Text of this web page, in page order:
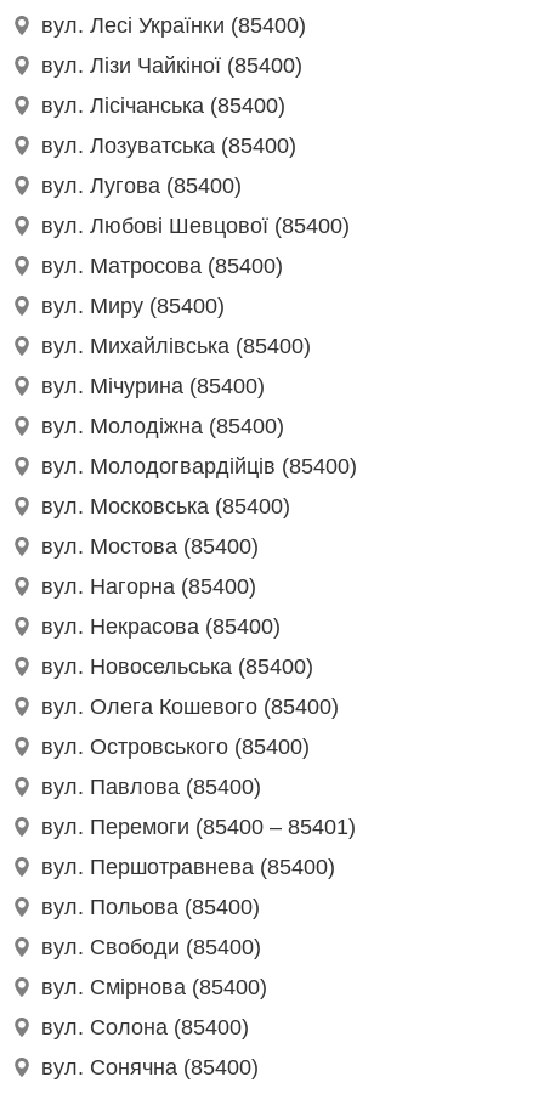
вул. Лесі Українки (85400)
вул. Лізи Чайкіної (85400)
вул. Лісічанська (85400)
вул. Лозуватська (85400)
вул. Лугова (85400)
вул. Любові Шевцової (85400)
вул. Матросова (85400)
вул. Миру (85400)
вул. Михайлівська (85400)
вул. Мічурина (85400)
вул. Молодіжна (85400)
вул. Молодогвардійців (85400)
вул. Московська (85400)
вул. Мостова (85400)
вул. Нагорна (85400)
вул. Некрасова (85400)
вул. Новосельська (85400)
вул. Олега Кошевого (85400)
вул. Островського (85400)
вул. Павлова (85400)
вул. Перемоги (85400 – 85401)
вул. Першотравнева (85400)
вул. Польова (85400)
вул. Свободи (85400)
вул. Смірнова (85400)
вул. Солона (85400)
вул. Сонячна (85400)